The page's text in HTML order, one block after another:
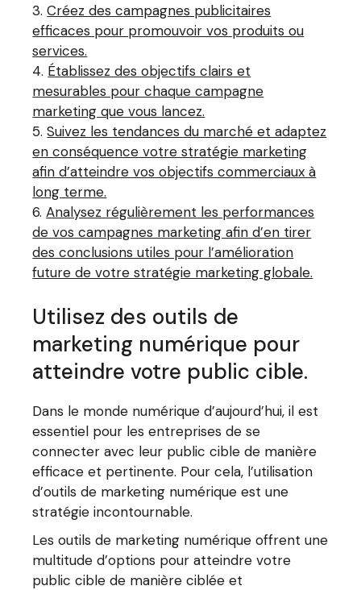
Créez des campagnes publicitaires
efficaces pour promouvoir vos produits ou
services.
Établissez des objectifs clairs et
mesurables pour chaque campagne
marketing que vous lancez.
Suivez les tendances du marché et adaptez
en conséquence votre stratégie marketing
afin d’atteindre vos objectifs commerciaux à
long terme.
Analysez régulièrement les performances
de vos campagnes marketing afin d’en tirer
des conclusions utiles pour l’amélioration
future de votre stratégie marketing globale.
Utilisez des outils de
marketing numérique pour
atteindre votre public cible.
Dans le monde numérique d’aujourd’hui, il est
essentiel pour les entreprises de se
connecter avec leur public cible de manière
efficace et pertinente. Pour cela, l’utilisation
d’outils de marketing numérique est une
stratégie incontournable.
Les outils de marketing numérique offrent une
multitude d’options pour atteindre votre
public cible de manière ciblée et